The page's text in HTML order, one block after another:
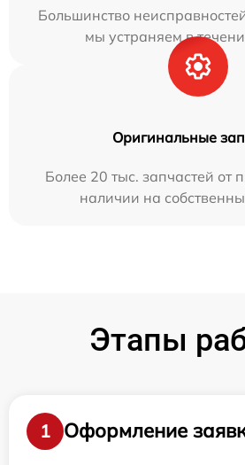
Большинство
мы устраняем в
Оригинальные
Более 20 тыс. запчастей от
наличии на
Этапы
1
Оформление